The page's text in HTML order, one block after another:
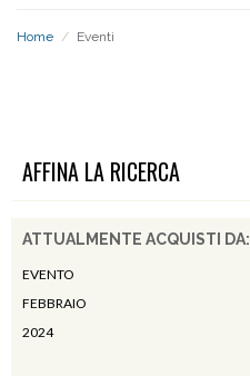
Home / Eventi
AFFINA LA RICERCA
ATTUALMENTE ACQUISTI DA:
EVENTO
FEBBRAIO
2024